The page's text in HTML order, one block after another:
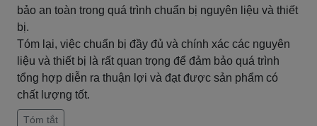
bảo an toàn trong quá trình chuẩn bị nguyên liệu và thiết
bị.
Tóm lại, việc chuẩn bị đầy đủ và chính xác các nguyên
liệu và thiết bị là rất quan trọng để đảm bảo quá trình
tổng hợp diễn ra thuận lợi và đạt được sản phẩm có
chất lượng tốt.
Tóm tắt